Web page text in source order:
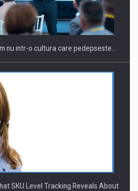
nu intr-o cultura care pedepseste…
SKU Level Tracking Reveals About